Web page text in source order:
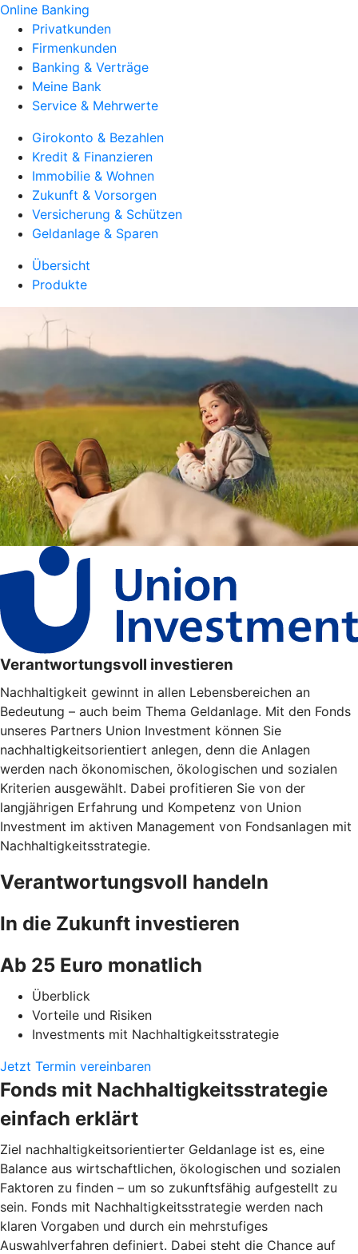
Online Banking
Privatkunden
Firmenkunden
Banking & Verträge
Meine Bank
Service & Mehrwerte
Girokonto & Bezahlen
Kredit & Finanzieren
Immobilie & Wohnen
Zukunft & Vorsorgen
Versicherung & Schützen
Geldanlage & Sparen
Übersicht
Produkte
Verantwortungsvoll investieren
Nachhaltigkeit gewinnt in allen Lebensbereichen an
Bedeutung – auch beim Thema Geldanlage. Mit den Fonds
unseres Partners Union Investment können Sie
nachhaltigkeitsorientiert anlegen, denn die Anlagen
werden nach ökonomischen, ökologischen und sozialen
Kriterien ausgewählt. Dabei profitieren Sie von der
langjährigen Erfahrung und Kompetenz von Union
Investment im aktiven Management von Fondsanlagen mit
Nachhaltigkeitsstrategie.
Verantwortungsvoll handeln
In die Zukunft investieren
Ab 25 Euro monatlich
Überblick
Vorteile und Risiken
Investments mit Nachhaltigkeitsstrategie
Jetzt Termin vereinbaren
Fonds mit Nachhaltigkeitsstrategie
einfach erklärt
Ziel nachhaltigkeitsorientierter Geldanlage ist es, eine
Balance aus wirtschaftlichen, ökologischen und sozialen
Faktoren zu finden – um so zukunftsfähig aufgestellt zu
sein. Fonds mit Nachhaltigkeitsstrategie werden nach
klaren Vorgaben und durch ein mehrstufiges
Auswahlverfahren definiert. Dabei steht die Chance auf